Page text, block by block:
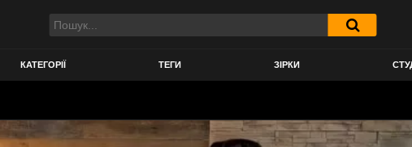
КАТЕГОРІЇ ТЕГИ ЗІРКИ